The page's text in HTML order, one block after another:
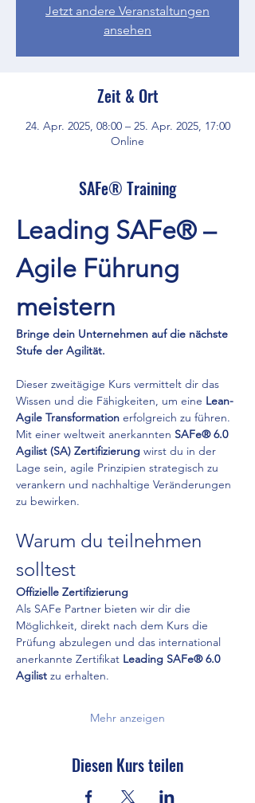
Jetzt andere Veranstaltungen
ansehen
Zeit & Ort
24. Apr. 2025, 08:00 – 25. Apr. 2025, 17:00
Online
SAFe® Training
Leading SAFe® –
Agile Führung
meistern
Bringe dein Unternehmen auf die nächste
Stufe der Agilität.
Dieser zweitägige Kurs vermittelt dir das
Wissen und die Fähigkeiten, um eine Lean-
Agile Transformation erfolgreich zu führen.
Mit einer weltweit anerkannten SAFe® 6.0
Agilist (SA) Zertifizierung wirst du in der
Lage sein, agile Prinzipien strategisch zu
verankern und nachhaltige Veränderungen
zu bewirken.
Warum du teilnehmen
solltest
Offizielle Zertifizierung
Als SAFe Partner bieten wir dir die
Möglichkeit, direkt nach dem Kurs die
Prüfung abzulegen und das international
anerkannte Zertifikat Leading SAFe® 6.0
Agilist zu erhalten.
Mehr anzeigen
Diesen Kurs teilen